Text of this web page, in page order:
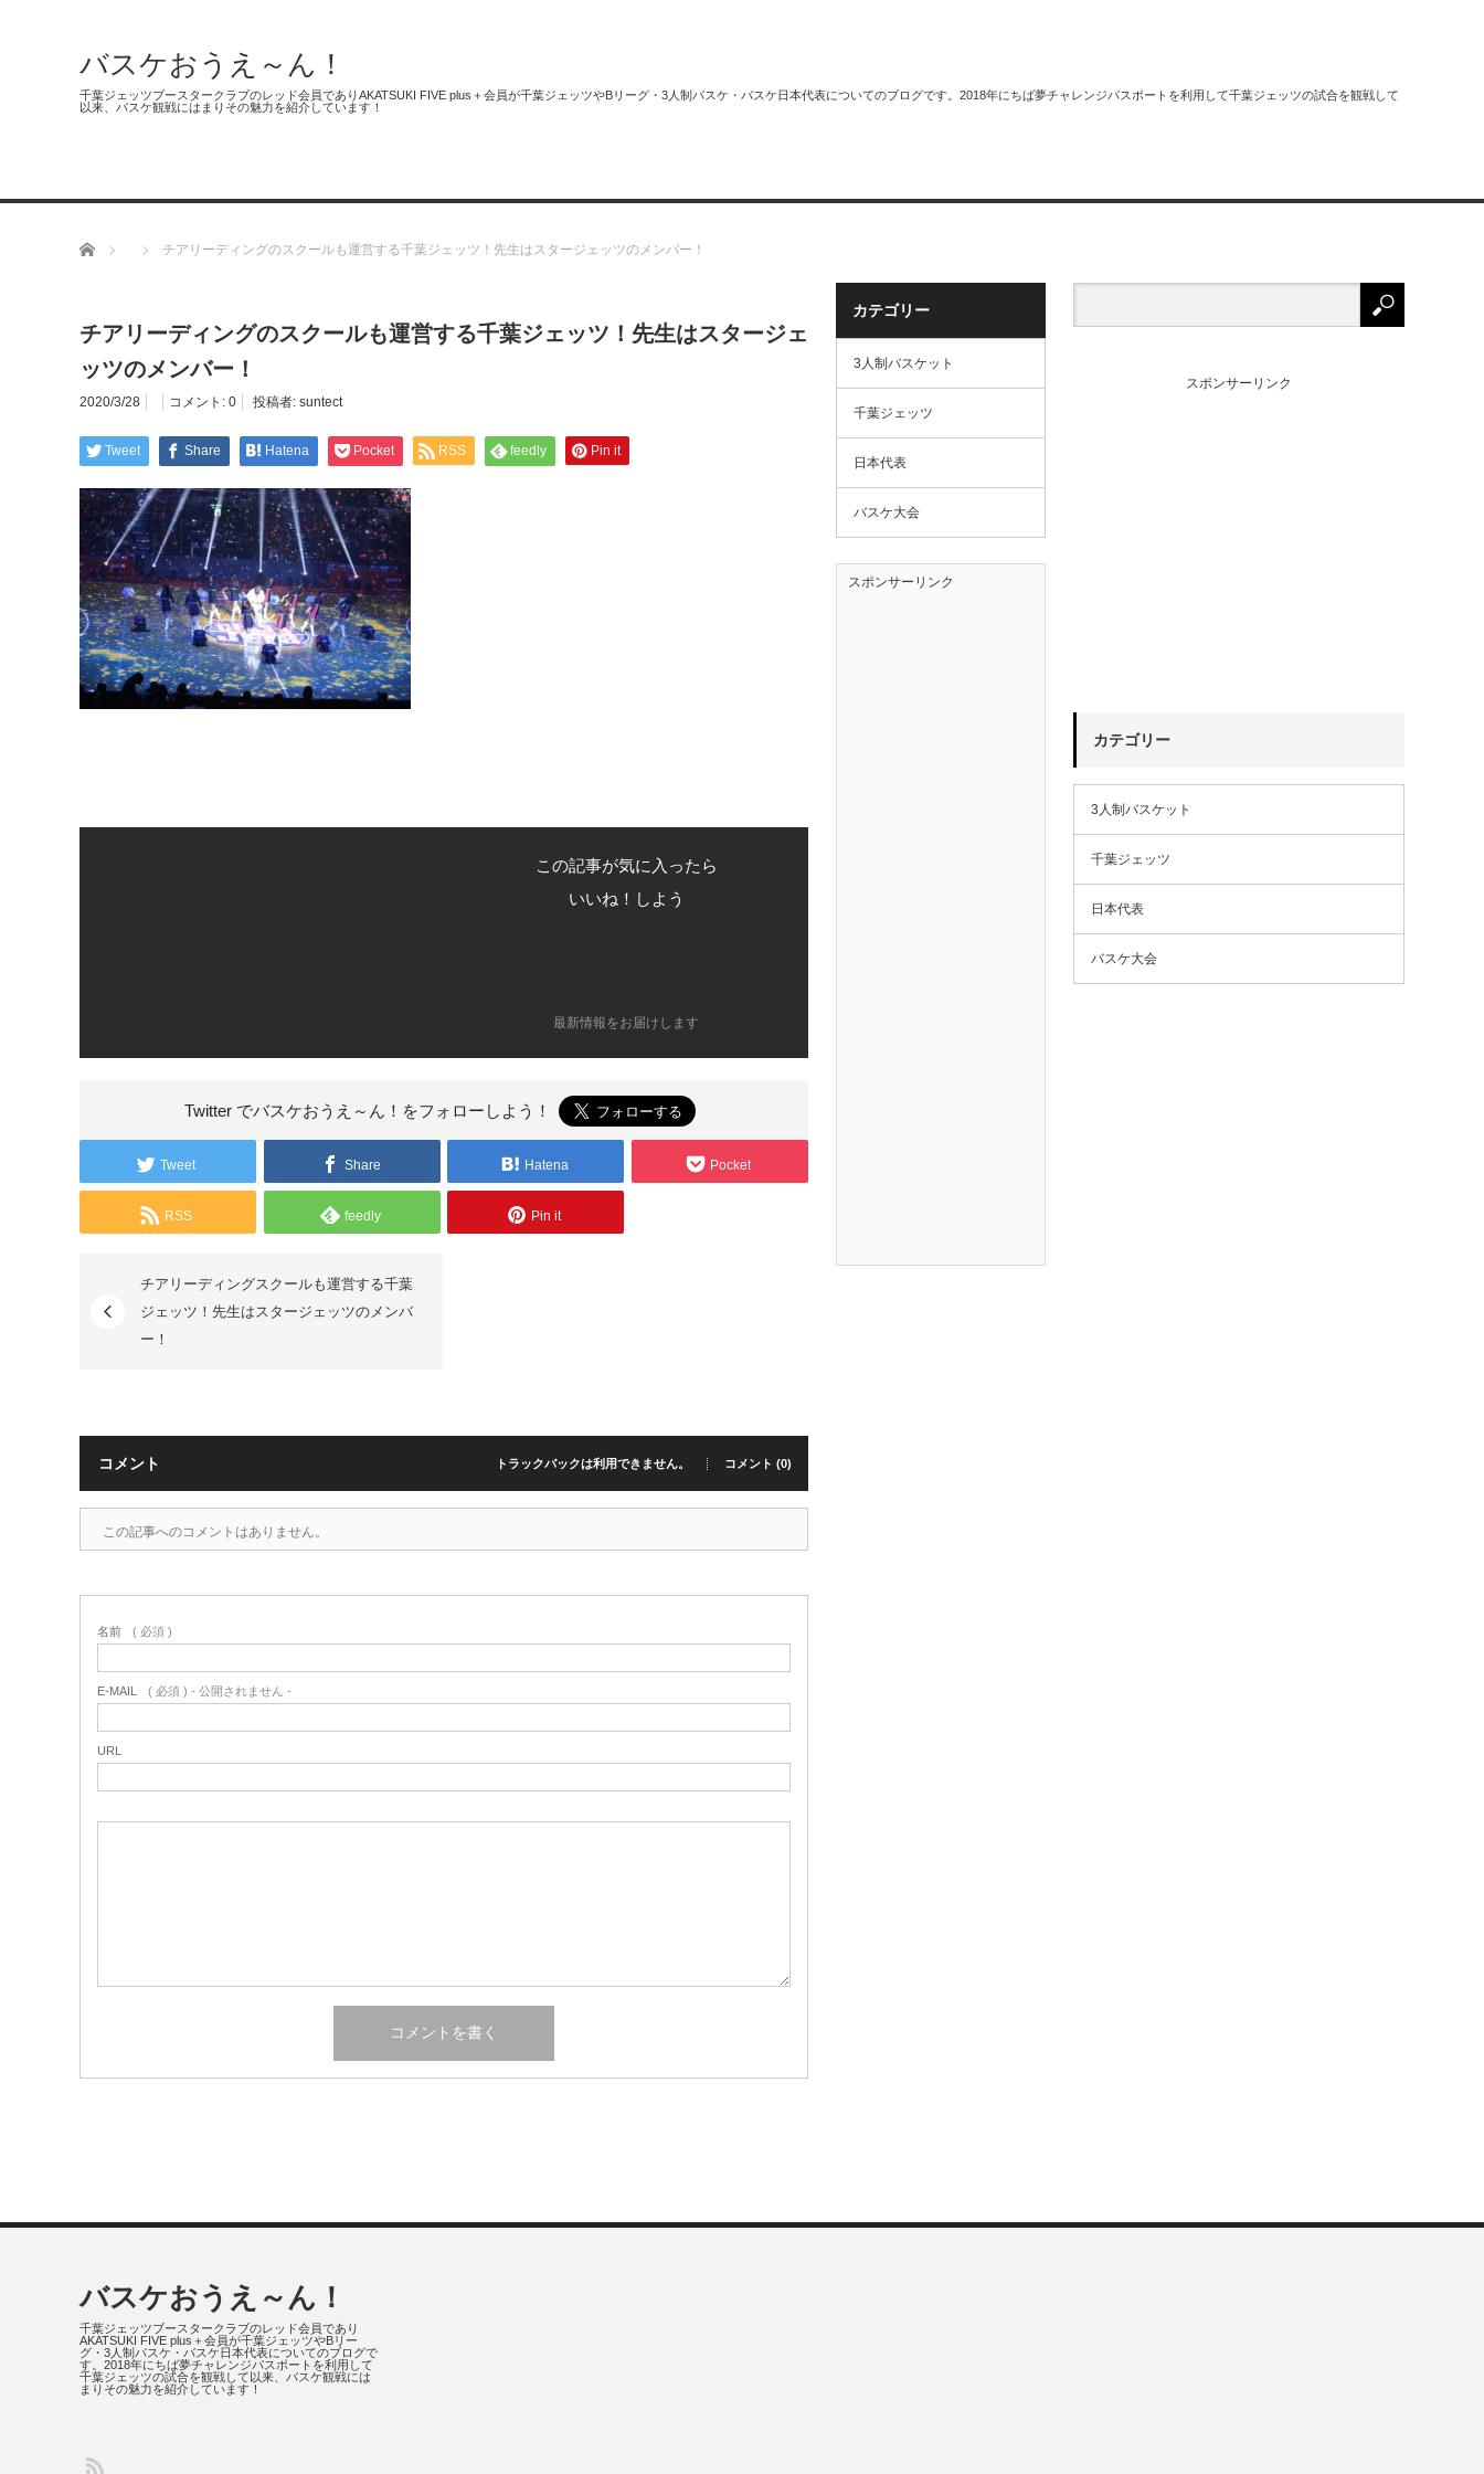
バスケおうえ～ん！
千葉ジェッツブースタークラブのレッド会員でありAKATSUKI FIVE plus＋会員が千葉ジェッツやBリーグ・3人制バスケ・バスケ日本代表についてのブログです。2018年にちば夢チャレンジパスポートを利用して千葉ジェッツの試合を観戦して
以来、バスケ観戦にはまりその魅力を紹介しています！
ホーム チアリーディングのスクールも運営する千葉ジェッツ！先生はスタージェッツのメンバー！
チアリーディングのスクールも運営する千葉ジェッツ！先生はスタージェ
ッツのメンバー！
2020/3/28 コメント: 0 投稿者: suntect
Tweet Share Hatena Pocket RSS feedly Pin it
この記事が気に入ったら
いいね！しよう
最新情報をお届けします
Twitter でバスケおうえ～ん！をフォローしよう！
Tweet Share Hatena Pocket
RSS feedly Pin it
チアリーディングスクールも運営する千葉
ジェッツ！先生はスタージェッツのメンバ
ー！
コメント トラックバックは利用できません。 コメント (0)
この記事へのコメントはありません。
名前 ( 必須 )
E-MAIL ( 必須 ) - 公開されません -
URL
カテゴリー
3人制バスケット
千葉ジェッツ
日本代表
バスケ大会
スポンサーリンク
スポンサーリンク
カテゴリー
3人制バスケット
千葉ジェッツ
日本代表
バスケ大会
バスケおうえ～ん！
千葉ジェッツブースタークラブのレッド会員であり
AKATSUKI FIVE plus＋会員が千葉ジェッツやBリー
グ・3人制バスケ・バスケ日本代表についてのブログで
す。2018年にちば夢チャレンジパスポートを利用して
千葉ジェッツの試合を観戦して以来、バスケ観戦には
まりその魅力を紹介しています！